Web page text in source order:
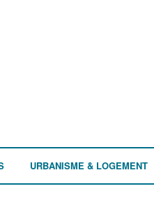
URBANISME & LOGEMENT